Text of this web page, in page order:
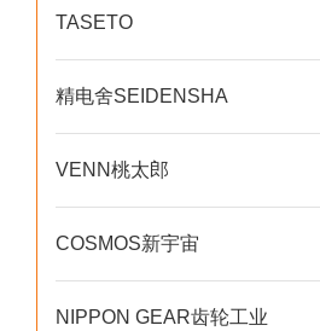
TASETO
精电舍SEIDENSHA
VENN桃太郎
COSMOS新宇宙
NIPPON GEAR齿轮工业